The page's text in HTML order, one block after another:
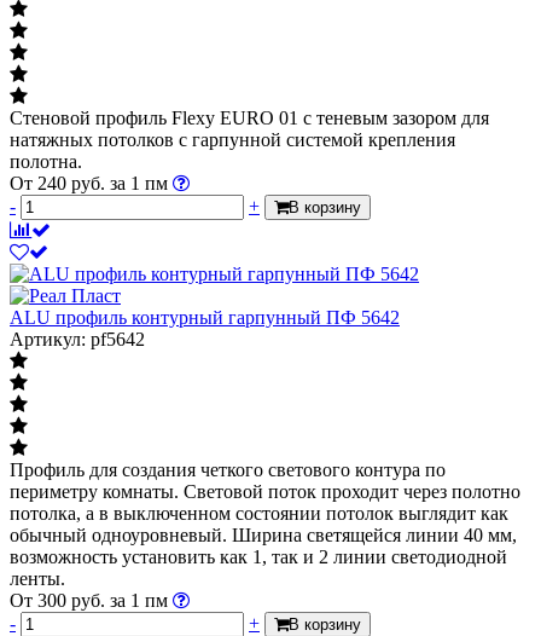
Стеновой профиль Flexy EURO 01 с теневым зазором для
натяжных потолков с гарпунной системой крепления
полотна.
От 240 руб. за 1 пм
-
+ В корзину
ALU профиль контурный гарпунный ПФ 5642
Артикул: pf5642
Профиль для создания четкого светового контура по
периметру комнаты. Световой поток проходит через полотно
потолка, а в выключенном состоянии потолок выглядит как
обычный одноуровневый. Ширина светящейся линии 40 мм,
возможность установить как 1, так и 2 линии светодиодной
ленты.
От 300 руб. за 1 пм
-
+ В корзину